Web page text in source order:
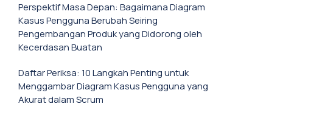
Perspektif Masa Depan: Bagaimana Diagram
Kasus Pengguna Berubah Seiring
Pengembangan Produk yang Didorong oleh
Kecerdasan Buatan
Daftar Periksa: 10 Langkah Penting untuk
Menggambar Diagram Kasus Pengguna yang
Akurat dalam Scrum